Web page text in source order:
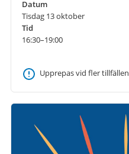
Datum
Tisdag 13 oktober
Tid
16:30–19:00
Upprepas vid fler tillfällen